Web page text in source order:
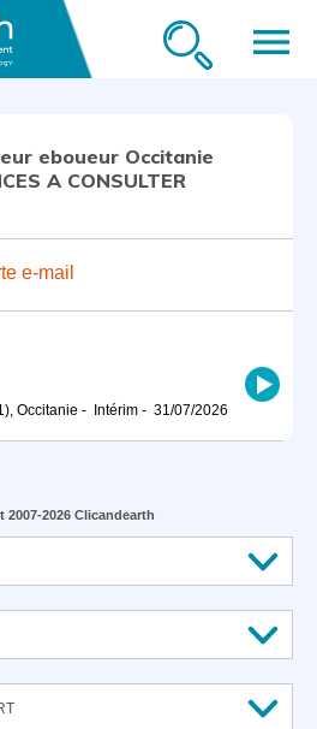
menu
eboueur Occitanie
A CONSULTER
e-mail
Occitanie - Intérim - 31/07/2026
2007-2026 Clicandearth